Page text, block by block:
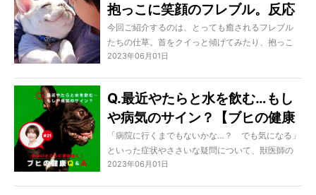
まだ、犬種に対する偏見、それも名前にブルを冠
した犬への差別があることを知ってほしいなと思
うのです。
抱っこに笑顔のフレブル。反応
が尊すぎるよ【動画あり】
今回ご紹介するのは、とっても癒されるフレブル
たちの仕草。首をクイっと傾げてみたり、抱っこ
したらとろけそうなお顔になったり。フレブルの
2023年06月01日
Q.最近やたらと水を飲む…もし
や病気のサイン？【ブヒの健康
Q＆A】
「病院に行くまでもないかな…？ でも気になる」
といった症状やささいな疑問について、獣医師の
小泉しずかさんが解説する連載『かゆいところに
2023年06月01日